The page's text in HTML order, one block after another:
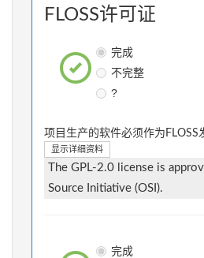
FLOSS许可证
完成
不完整
?
项目生产的软件必须作为FLOSS
显示详细资料
The GPL-2.0 license is
Source Initiative (OSI).
完成